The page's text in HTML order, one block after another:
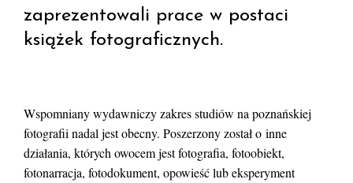
zaprezentowali prace w postaci
książek fotograficznych.
Wspomniany wydawniczy zakres studiów na poznańskiej
fotografii nadal jest obecny. Poszerzony został o inne
działania, których owocem jest fotografia, fotoobiekt,
fotonarracja, fotodokument, opowieść lub eksperyment